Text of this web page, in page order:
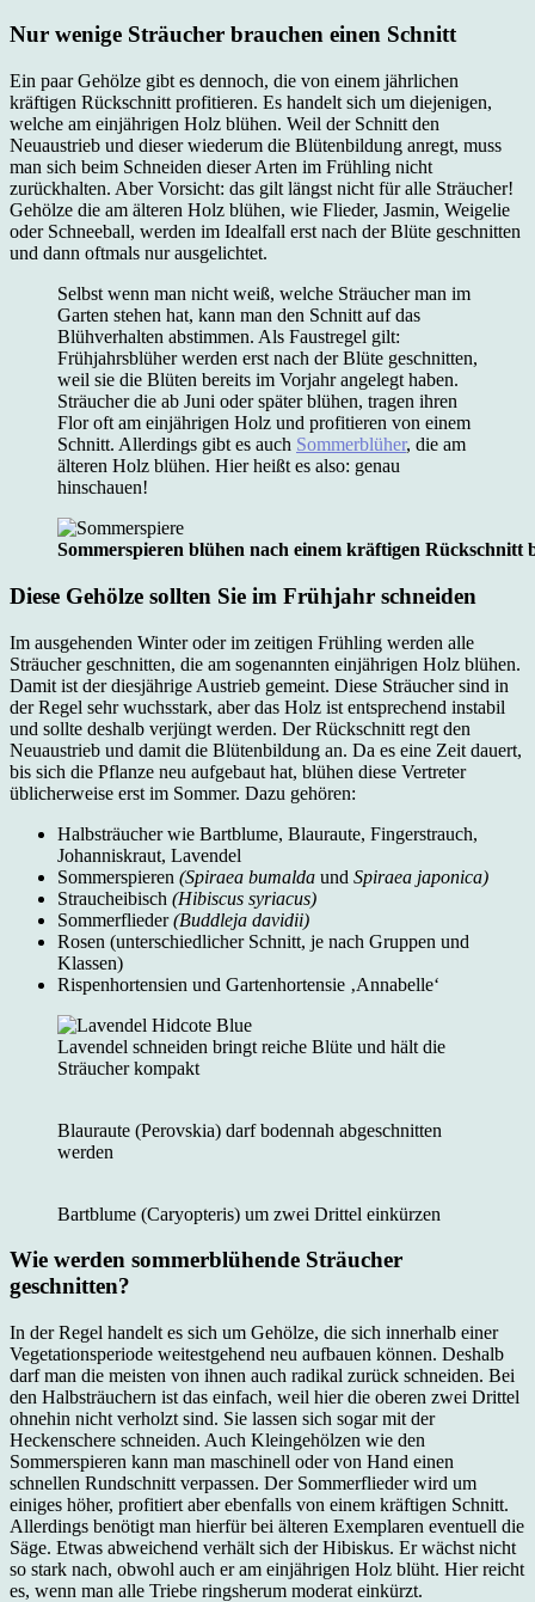
Nur wenige Sträucher brauchen einen Schnitt
Ein paar Gehölze gibt es dennoch, die von einem jährlichen
kräftigen Rückschnitt profitieren. Es handelt sich um diejenigen,
welche am einjährigen Holz blühen. Weil der Schnitt den
Neuaustrieb und dieser wiederum die Blütenbildung anregt, muss
man sich beim Schneiden dieser Arten im Frühling nicht
zurückhalten. Aber Vorsicht: das gilt längst nicht für alle Sträucher!
Gehölze die am älteren Holz blühen, wie Flieder, Jasmin, Weigelie
oder Schneeball, werden im Idealfall erst nach der Blüte geschnitten
und dann oftmals nur ausgelichtet.
Selbst wenn man nicht weiß, welche Sträucher man im
Garten stehen hat, kann man den Schnitt auf das
Blühverhalten abstimmen. Als Faustregel gilt:
Frühjahrsblüher werden erst nach der Blüte geschnitten,
weil sie die Blüten bereits im Vorjahr angelegt haben.
Sträucher die ab Juni oder später blühen, tragen ihren
Flor oft am einjährigen Holz und profitieren von einem
Schnitt. Allerdings gibt es auch Sommerblüher, die am
älteren Holz blühen. Hier heißt es also: genau
hinschauen!
Sommerspieren blühen nach einem kräftigen Rückschnitt
Diese Gehölze sollten Sie im Frühjahr schneiden
Im ausgehenden Winter oder im zeitigen Frühling werden alle
Sträucher geschnitten, die am sogenannten einjährigen Holz blühen.
Damit ist der diesjährige Austrieb gemeint. Diese Sträucher sind in
der Regel sehr wuchsstark, aber das Holz ist entsprechend instabil
und sollte deshalb verjüngt werden. Der Rückschnitt regt den
Neuaustrieb und damit die Blütenbildung an. Da es eine Zeit dauert,
bis sich die Pflanze neu aufgebaut hat, blühen diese Vertreter
üblicherweise erst im Sommer. Dazu gehören:
Halbsträucher wie Bartblume, Blauraute, Fingerstrauch,
Johanniskraut, Lavendel
Sommerspieren (Spiraea bumalda und Spiraea japonica)
Straucheibisch (Hibiscus syriacus)
Sommerflieder(Buddleja davidii)
Rosen (unterschiedlicher Schnitt, je nach Gruppen und
Klassen)
Rispenhortensien und Gartenhortensie ‚Annabelle‘
Lavendel schneiden bringt reiche Blüte und hält die
Sträucher kompakt
Blauraute (Perovskia) darf bodennah abgeschnitten
werden
Bartblume (Caryopteris) um zwei Drittel einkürzen
Wie werden sommerblühende Sträucher
geschnitten?
In der Regel handelt es sich um Gehölze, die sich innerhalb einer
Vegetationsperiode weitestgehend neu aufbauen können. Deshalb
darf man die meisten von ihnen auch radikal zurück schneiden. Bei
den Halbsträuchern ist das einfach, weil hier die oberen zwei Drittel
ohnehin nicht verholzt sind. Sie lassen sich sogar mit der
Heckenschere schneiden. Auch Kleingehölzen wie den
Sommerspieren kann man maschinell oder von Hand einen
schnellen Rundschnitt verpassen. Der Sommerflieder wird um
einiges höher, profitiert aber ebenfalls von einem kräftigen Schnitt.
Allerdings benötigt man hierfür bei älteren Exemplaren eventuell die
Säge. Etwas abweichend verhält sich der Hibiskus. Er wächst nicht
so stark nach, obwohl auch er am einjährigen Holz blüht. Hier reicht
es, wenn man alle Triebe ringsherum moderat einkürzt.